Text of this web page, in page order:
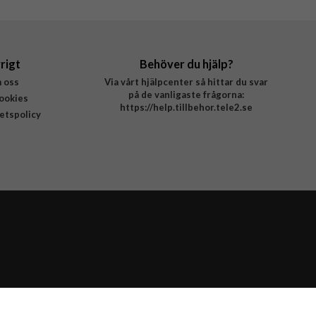
oss
Behöver du hjälp?
Via vårt hjälpcenter så hittar du svar
på de vanligaste frågorna:
https://help.tillbehor.tele2.se